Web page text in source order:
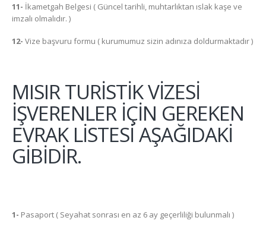
11- İkametgah Belgesi ( Güncel tarihli, muhtarlıktan ıslak kaşe ve
imzalı olmalıdır. )
12- Vize başvuru formu ( kurumumuz sizin adınıza doldurmaktadır )
MISIR TURİSTİK VİZESİ
İŞVERENLER İÇİN GEREKEN
EVRAK LİSTESİ AŞAĞIDAKİ
GİBİDİR.
1- Pasaport ( Seyahat sonrası en az 6 ay geçerliliği bulunmalı )